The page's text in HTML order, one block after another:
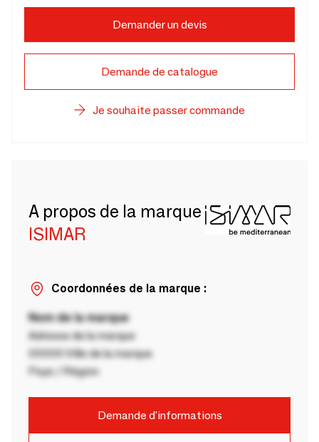
Demander un devis
Demande de catalogue
Je souhaite passer commande
A propos de la marque
ISIMAR
Coordonnées de la marque :
Nom de la marque
Adresse de la marque
00000 Ville de la marque
Pays / Région
Demande d'informations